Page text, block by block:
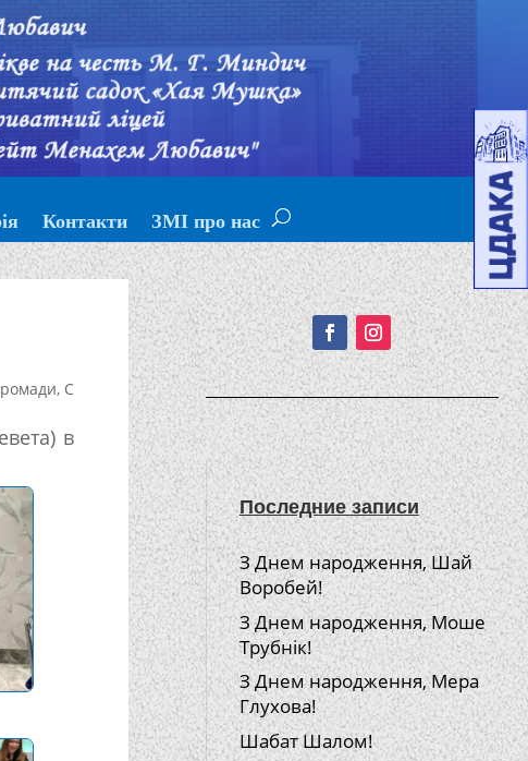
Контакти ЗМІ про нас
, С
в
Подписывайтесь!
Последние записи
З Днем народження, Шай
Воробей!
З Днем народження, Моше
Трубнік!
З Днем народження, Мера
Глухова!
Шабат Шалом!